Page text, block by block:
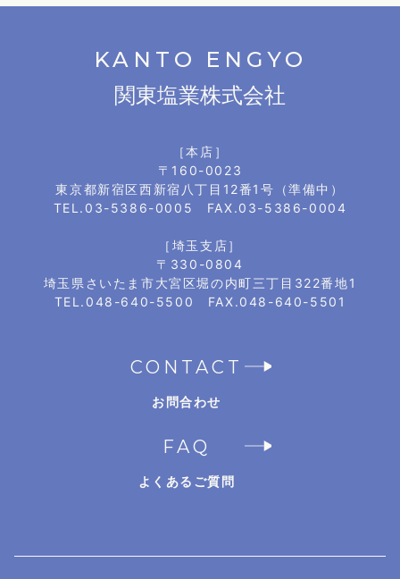
KANTO ENGYO
関東塩業株式会社
［本店］
〒160-0023
東京都新宿区西新宿八丁目12番1号（準備中）
TEL.03-5386-0005 FAX.03-5386-0004
［埼玉支店］
〒330-0804
埼玉県さいたま市大宮区堀の内町三丁目322番地1
TEL.048-640-5500 FAX.048-640-5501
CONTACT
お問合わせ
FAQ
よくあるご質問